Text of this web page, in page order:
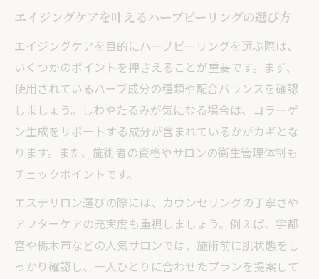
エイジングケアを叶えるハーブピーリングの選び方
エイジングケアを目的にハーブピーリングを選ぶ際は、
いくつかのポイントを押さえることが重要です。まず、
使用されているハーブ成分の種類や配合バランスを確認
しましょう。しわやたるみが気になる場合は、コラーゲ
ン生成をサポートする成分が含まれているかがカギとな
ります。また、施術者の資格やサロンの衛生管理体制も
チェックポイントです。
エステサロン選びの際には、カウンセリングの丁寧さや
アフターケアの充実度も重視しましょう。例えば、宇都
宮や栃木市などの人気サロンでは、施術前に肌状態をし
っかり確認し、一人ひとりに合わせたプランを提案して